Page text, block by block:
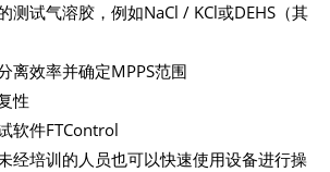
测试气溶胶，例如NaCl / KCl或DEHS（其
离效率并确定MPPS范围
性
软件FTControl
经培训的人员也可以快速使用设备进行操